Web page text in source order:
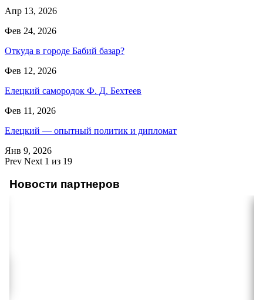
Апр 13, 2026
Фев 24, 2026
Откуда в городе Бабий базар?
Фев 12, 2026
Елецкий самородок Ф. Д. Бехтеев
Фев 11, 2026
Елецкий — опытный политик и дипломат
Янв 9, 2026
Prev Next 1 из 19
Новости партнеров